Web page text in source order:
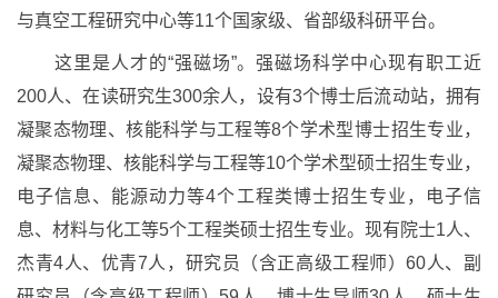
与真空工程研究中心等11个国家级、省部级科研平台。
这里是人才的“强磁场”。强磁场科学中心现有职工近
200人、在读研究生300余人，设有3个博士后流动站，拥有
凝聚态物理、核能科学与工程等8个学术型博士招生专业，
凝聚态物理、核能科学与工程等10个学术型硕士招生专业，
电子信息、能源动力等4个工程类博士招生专业，电子信
息、材料与化工等5个工程类硕士招生专业。现有院士1人、
杰青4人、优青7人，研究员（含正高级工程师）60人、副